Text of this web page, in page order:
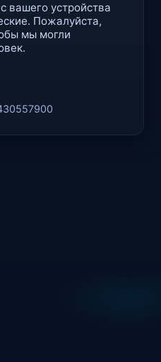
вашего устройства
Пожалуйста,
мы могли